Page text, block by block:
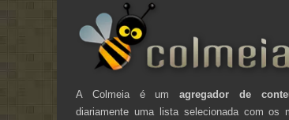
A Colmeia é umagregador de
diariamente uma lista selecionada com os